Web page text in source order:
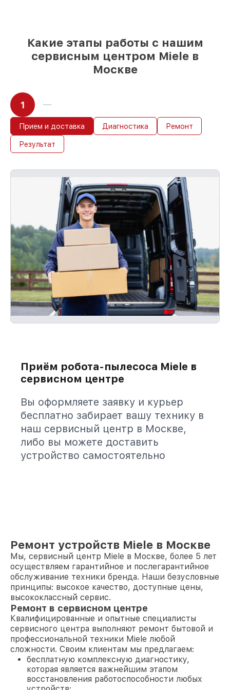
Какие этапы работы с нашим
сервисным центром Miele в
Москве
1
Прием и доставка Диагностика Ремонт
Результат
Приём робота-пылесоса Miele в
сервисном центре
Вы оформляете заявку и курьер
бесплатно забирает вашу технику в
наш сервисный центр в Москве,
либо вы можете доставить
устройство самостоятельно
Ремонт устройств Miele в Москве
Мы, сервисный центр Miele в Москве, более 5 лет
осуществляем гарантийное и послегарантийное
обслуживание техники бренда. Наши безусловные
принципы: высокое качество, доступные цены,
высококлассный сервис.
Ремонт в сервисном центре
Квалифицированные и опытные специалисты
сервисного центра выполняют ремонт бытовой и
профессиональной техники Miele любой
сложности. Своим клиентам мы предлагаем:
бесплатную комплексную диагностику,
которая является важнейшим этапом
восстановления работоспособности любых